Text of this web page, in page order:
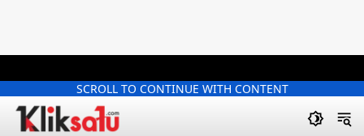
SCROLL TO CONTINUE WITH CONTENT